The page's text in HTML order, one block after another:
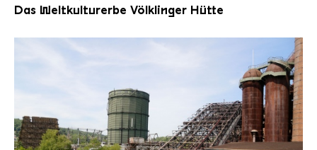
Das Weltkulturerbe Völklinger Hütte